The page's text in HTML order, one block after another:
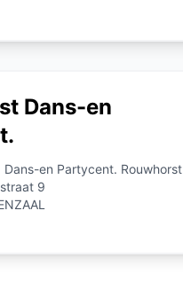
Dans-en
Dans-en Partycent. Rouwhorst
9